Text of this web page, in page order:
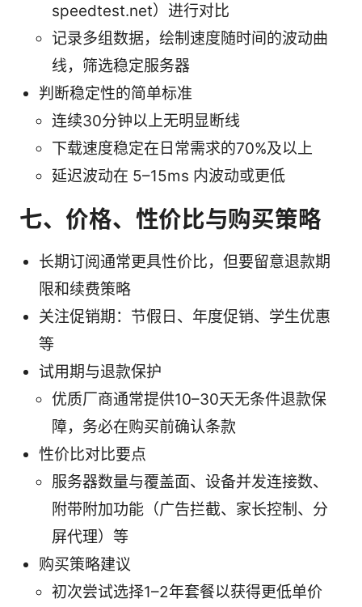
speedtest.net）进行对比
记录多组数据，绘制速度随时间的波动曲
线，筛选稳定服务器
判断稳定性的简单标准
连续30分钟以上无明显断线
下载速度稳定在日常需求的70%及以上
延迟波动在 5–15ms 内波动或更低
七、价格、性价比与购买策略
长期订阅通常更具性价比，但要留意退款期
限和续费策略
关注促销期：节假日、年度促销、学生优惠
等
试用期与退款保护
优质厂商通常提供10–30天无条件退款保
障，务必在购买前确认条款
性价比对比要点
服务器数量与覆盖面、设备并发连接数、
附带附加功能（广告拦截、家长控制、分
屏代理）等
购买策略建议
初次尝试选择1–2年套餐以获得更低单价